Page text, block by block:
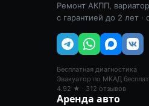
Ремонт АКПП,
с гарантией до 2 лет ·
Бесплатная диагностика
Эвакуатор по МКАД
4.92 ★ · 312 отзывов
Аренда авто